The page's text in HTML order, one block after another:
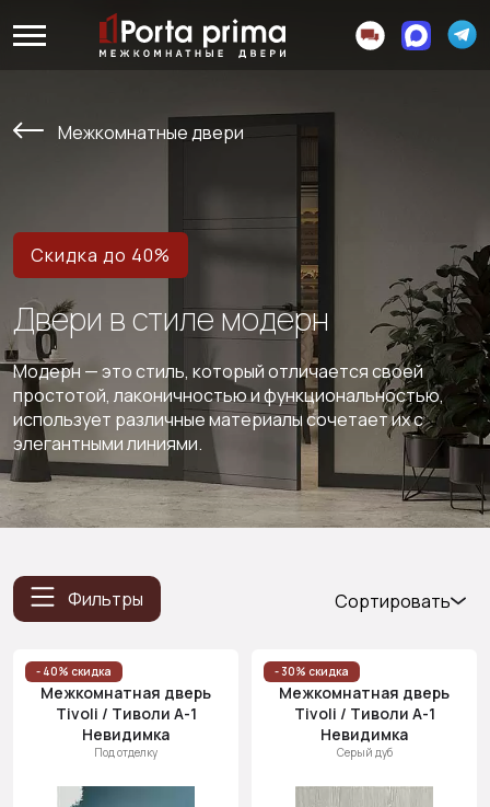
Межкомнатные двери
Скидка до 40%
Двери в стиле модерн
Модерн — это стиль, который отличается своей
простотой, лаконичностью и функциональностью,
использует различные материалы сочетает их с
элегантными линиями.
Фильтры
Сортировать
Цена
(возр.)
Цена (убыв.)
Cначала
новинки
- 40% скидка
Межкомнатная дверь
Tivoli / Тиволи А-1
Невидимка
Под отделку
- 30% скидка
Межкомнатная дверь
Tivoli / Тиволи А-1
Невидимка
Серый дуб